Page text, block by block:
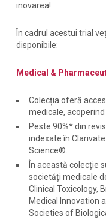
inovarea!
În cadrul acestui trial
disponibile:
Medical &
Colecția oferă
medicale,
Peste 90%* din
indexate în
Science®.
În această colecție
societăți medicale
Clinical Toxicology,
Medical Innovation
Societies of